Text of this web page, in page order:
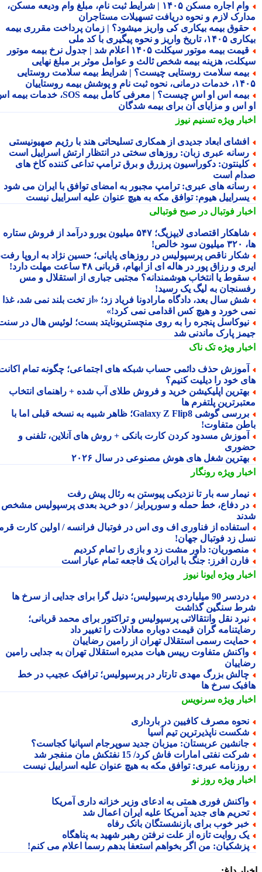
وام اجاره مسکن ۱۴۰۵ | شرایط ثبت نام، مبلغ وام ودیعه مسکن،
لازم و نحوه دریافت تسهیلات مستاجران
بیمه بیکاری کی واریز میشود؟ | زمان پرداخت مقرری بیمه
واریز و نحوه پیگیری با کد ملی
قیمت بیمه موتور سیکلت ۱۴۰۵ اعلام شد | جدول نرخ بیمه موتور
هزینه بیمه شخص ثالث و عوامل موثر بر مبلغ نهایی
سلامت روستایی چیست؟ | شرایط بیمه سلامت روستایی
نام و پوشش بیمه روستاییان
بیمه اس او اس چیست؟ | معرفی کامل بیمه SOS، خدمات بیمه اس
اس و مزایای آن برای بیمه شدگان
ویژهتسنیم نیوز
ابعاد جدیدی از همکاری تسلیحاتی هند با رژیم صهیونیستی
عبری زبان: روزهای سختی در انتظار ارتش اسراییل است
دکوراسیون پرزرق و برق ترامپ تداعی کننده کاخ های
است
های عبری: ترامپ مجبور به امضای توافق با ایران می شود
هیوم: توافق مکه به هیچ عنوان علیه اسراییل نیست
فوتبال در صبح فوتبالی
شاهکار اقتصادی لایپزیگ؛ ۵۴۷ میلیون یورو درآمد از فروش ستاره
ناقص پرسپولیس در روزهای پایانی؛ حسین نژاد به اروپا رفت،
و رزاق پور در هاله ای از ابهام، قربانی ۴۸ ساعت مهلت دارد!
یا انتخاب هوشمندانه؟ مجتبی جباری از استقلال و مس
به لیگ یک رسید!
سال بعد، دادگاه مارادونا فریاد زد؛ «از تخت بلند نمی شد، غذا
خورد و هیچ کس اقدامی نمی کرد!»
پنجره را به روی منچستریونایتد بست؛ لوئیس هال در سنت
پارک ماندنی شد
ویژهتک ناک
حذف دائمی حساب شبکه های اجتماعی؛ چگونه تمام اکانت
خود را دیلیت کنیم؟
اپلیکیشن خرید و فروش طلای آب شده + راهنمای انتخاب
پلتفرم ها
بررسی گوشی Galaxy Z Flip8؛ ظاهر شبیه به نسخه قبلی اما با
متفاوت!
مسدود کردن کارت بانکی + روش های آنلاین، تلفنی و
شغل های هوش مصنوعی در سال ۲۰۲۶
ویژهرونگار
سه بار تا نزدیکی پیوستن به رئال پیش رفت
دفاع، خط حمله و سورپرایز / دو خرید بعدی پرسپولیس مشخص
از فناوری اف وی اس در فوتبال فرانسه / اولین کارت قرمز
زد فوتبال جهان!
داور مشت زد و بازی را تمام کردیم
افرز: جنگ با ایران یک فاجعه تمام عیار است
ویژهایونا نیوز
دردسر 90 میلیاردی پرسپولیس؛ دنیل گرا برای جدایی از سرخ ها
سنگین گذاشت
نقل وانتقالاتی پرسپولیس و تراکتور برای محمد قربانی؛
گران قیمت دوباره معادلات را تغییر داد
رسمی استقلال تهران از رامین رضاییان
متفاوت رییس هیات مدیره استقلال تهران به جدایی رامین
بزرگ مهدی تارتار در پرسپولیس؛ ترافیک عجیب در خط
سرخ ها
ویژهسرنویس
مصرف کافیین در بارداری
ناپذیرترین تیم آسیا
عربستان: میزبان جدید سوپرجام اسپانیا کجاست؟
نفتی امارات فاش کرد/ 15 نفتکش مان منفجر شد
عبری: توافق مکه به هیچ عنوان علیه اسراییل نیست
ویژهروز نو
فوری همتی به ادعای وزیر خزانه داری آمریکا
های جدید آمریکا علیه ایران اعمال شد
خوب برای بازنشستگان بانک رفاه
روایت تازه از علت نرفتن رهبر شهید به پناهگاه
من اگر بخواهم استعفا بدهم رسما اعلام می کنم!